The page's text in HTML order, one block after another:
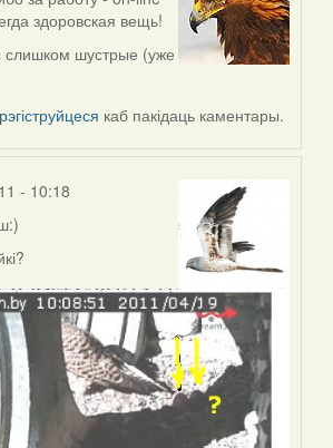
здоровская вещь!
слишком шустрые (уже
каб пакідаць каментары.
- 10:18